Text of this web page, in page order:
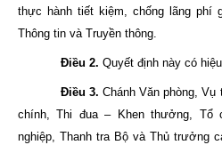
thực hành tiết kiệm, chống lãng phí
Thông tin và Truyền thông.
Điều 2. Quyết định này có
Điều 3. Chánh Văn phòng,
chính, Thi đua – Khen thưởng, Tổ
nghiệp, Thanh tra Bộ và Thủ trưởng